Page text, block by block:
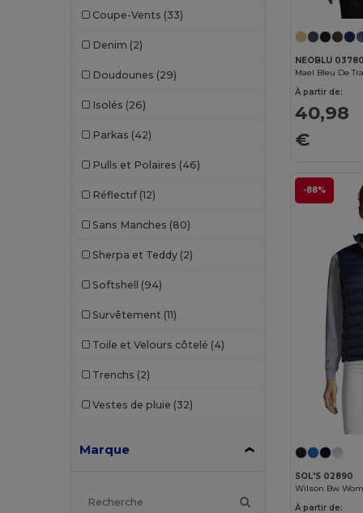
Coupe-Vents (33)
Denim (2)
Doudounes (29)
Isolés (26)
Parkas (42)
Pulls et Polaires (46)
Réflectif (12)
Sans Manches (80)
Sherpa et Teddy (2)
Softshell (94)
Survêtement (11)
Toile et Velours côtelé (4)
Trenchs (2)
Vestes de pluie (32)
Marque
NEOBLU 03780
Mael Bleu De
À partir de:
40,98
€
-88%
SOL'S 02890
À partir de: